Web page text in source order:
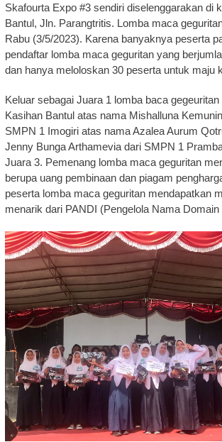
Skafourta Expo #3 sendiri diselenggarakan di
Bantul, Jln. Parangtritis. Lomba maca
Rabu (3/5/2023). Karena banyaknya peserta
pendaftar lomba maca geguritan yang
dan hanya meloloskan 30 peserta untuk maju
Keluar sebagai Juara 1 lomba baca
Kasihan Bantul atas nama Mishalluna
SMPN 1 Imogiri atas nama Azalea Aurum
Jenny Bunga Arthamevia dari SMPN 1
Juara 3. Pemenang lomba maca geguritan
berupa uang pembinaan dan piagam
peserta lomba maca geguritan mendapatkan
menarik dari PANDI (Pengelola Nama